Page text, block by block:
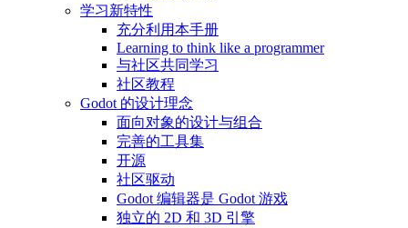
学习新特性
充分利用本手册
Learning to think like a programmer
与社区共同学习
社区教程
Godot 的设计理念
面向对象的设计与组合
完善的工具集
开源
社区驱动
Godot 编辑器是 Godot 游戏
独立的 2D 和 3D 引擎